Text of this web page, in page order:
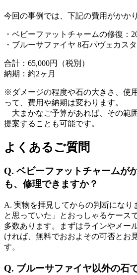
今回の事例では、下記の費用がかか
・ベビーファットチャームの修復：
・ブルーサファイヤ 8石パヴェカス
合計：65,000円（税別）
納期：約2ヶ月
※ダメージの程度や石の大きさ、使
って、費用や納期は変わります。
大まかなご予算があれば、その範
提案することも可能です。
よくあるご質問
Q. ベビーファットチャームが
も、修理できますか？
A. 実物を拝見してからの判断になり
と思っていた」とおっしゃるケース
多数あります。まずはラインやメー
ければ、無料でおおよその可否とお
す。
Q. ブルーサファイヤ以外の石